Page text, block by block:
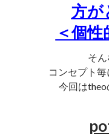
方が
＜個
そ
コンセプト
今回は